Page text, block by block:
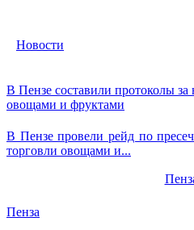
Новости
В Пензе составили протоколы
овощами и фруктами
В Пензе провели рейд по
торговли овощами и...
Пенза